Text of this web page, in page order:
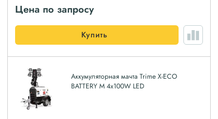
Цена по запросу
Купить
Аккумуляторная мачта Trime X-ECO
BATTERY M 4х100W LED